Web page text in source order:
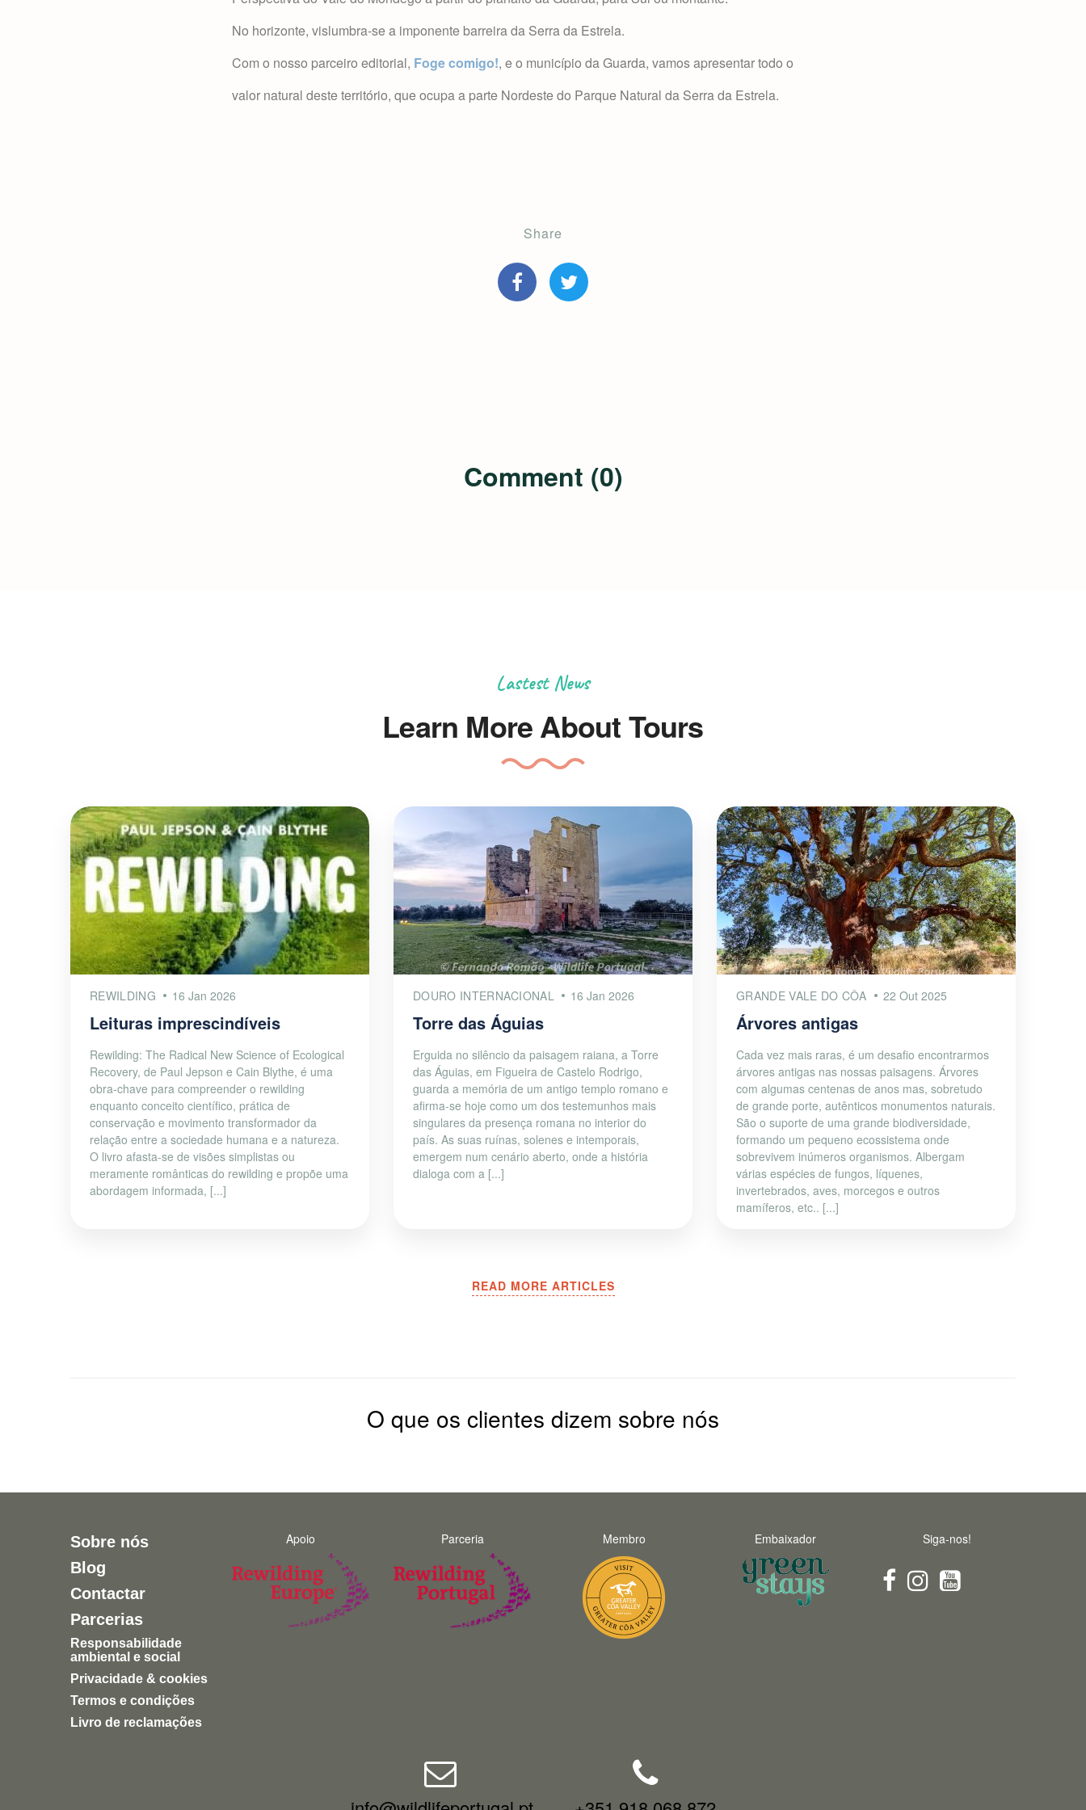
No horizonte, vislumbra-se a imponente barreira da Serra da Estrela.
Com o nosso parceiro editorial, Foge comigo!, e o município da Guarda, vamos apresentar todo o
valor natural deste território, que ocupa a parte Nordeste do Parque Natural da Serra da Estrela.
Share
Comment (0)
Lastest News
Learn More About Tours
REWILDING 16 Jan 2026
Leituras imprescindíveis
Rewilding: The Radical New Science of Ecological
Recovery, de Paul Jepson e Cain Blythe, é uma
obra-chave para compreender o rewilding
enquanto conceito científico, prática de
conservação e movimento transformador da
relação entre a sociedade humana e a natureza.
O livro afasta-se de visões simplistas ou
meramente românticas do rewilding e propõe uma
abordagem informada, [...]
DOURO INTERNACIONAL 16 Jan 2026
Torre das Águias
Erguida no silêncio da paisagem raiana, a Torre
das Águias, em Figueira de Castelo Rodrigo,
guarda a memória de um antigo templo romano e
afirma-se hoje como um dos testemunhos mais
singulares da presença romana no interior do
país. As suas ruínas, solenes e intemporais,
emergem num cenário aberto, onde a história
dialoga com a [...]
GRANDE VALE DO CÔA 22 Out 2025
Árvores antigas
Cada vez mais raras, é um desafio encontrarmos
árvores antigas nas nossas paisagens. Árvores
com algumas centenas de anos mas, sobretudo
de grande porte, autênticos monumentos naturais.
São o suporte de uma grande biodiversidade,
formando um pequeno ecossistema onde
sobrevivem inúmeros organismos. Albergam
várias espécies de fungos, líquenes,
invertebrados, aves, morcegos e outros
mamíferos, etc.. [...]
READ MORE ARTICLES
O que os clientes dizem sobre nós
Sobre nós
Blog
Contactar
Parcerias
Responsabilidade
ambiental e social
Privacidade & cookies
Termos e condições
Livro de reclamações
Apoio Parceria Membro Embaixador Siga-nos!